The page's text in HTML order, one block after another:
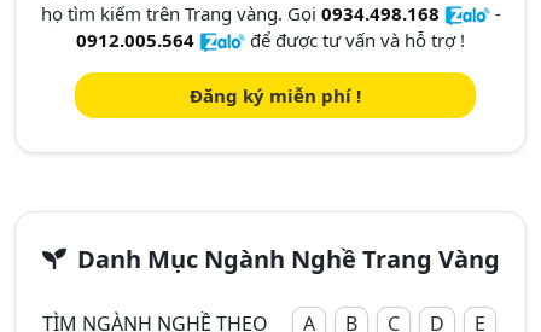
họ tìm kiếm trên Trang vàng. Gọi 0934.498.168
-
0912.005.564
để được tư vấn và hỗ trợ !
Đăng ký miễn phí !
Danh Mục Ngành Nghề Trang Vàng
TÌM NGÀNH NGHỀ THEO A B C D E